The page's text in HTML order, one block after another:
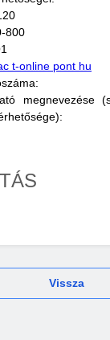
800
t-online pont hu
megnevezése
Vissza